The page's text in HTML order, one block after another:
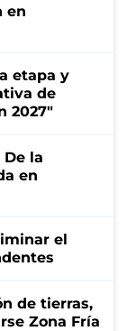
en
etapa y
de
2027"
la
en
el
de tierras,
Zona Fría